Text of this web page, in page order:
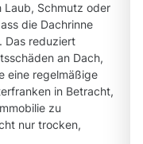
Laub, Schmutz oder
die Dachrinne
Das reduziert
an Dach,
eine regelmäßige
in Betracht,
zu
nur trocken,